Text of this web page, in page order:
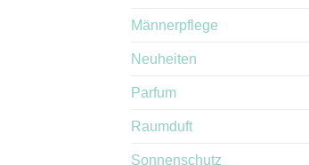
Männerpflege
Neuheiten
Parfum
Raumduft
Sonnenschutz